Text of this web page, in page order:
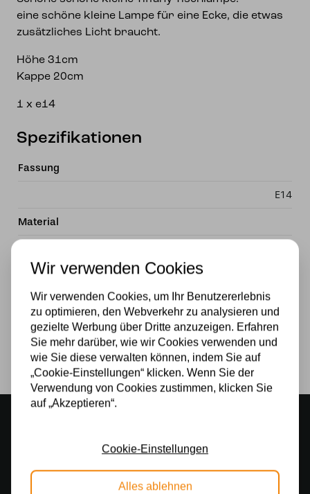
eine schöne kleine Lampe für eine Ecke, die etwas
zusätzliches Licht braucht.
Höhe 31cm
Kappe 20cm
1 x e14
Spezifikationen
Fassung
E14
Material
Stromversorgung
230v
Lichtquelle
Kostenloser Versand in Deutschland ab 99 €
Wir verwenden Cookies
Wir verwenden Cookies, um Ihr Benutzererlebnis
zu optimieren, den Webverkehr zu analysieren und
gezielte Werbung über Dritte anzuzeigen. Erfahren
Sie mehr darüber, wie wir Cookies verwenden und
wie Sie diese verwalten können, indem Sie auf
„Cookie-Einstellungen“ klicken. Wenn Sie der
Verwendung von Cookies zustimmen, klicken Sie
auf „Akzeptieren“.
Cookie-Einstellungen
Alles ablehnen